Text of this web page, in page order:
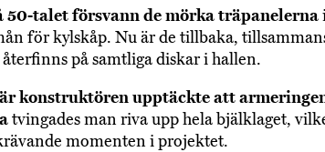
50-talet försvann de mörka träpanelerna
för kylskåp. Nu är de tillbaka,
på samtliga diskar i hallen.
konstruktören upptäckte att
tvingades man riva upp hela bjälklaget,
momenten i projektet.